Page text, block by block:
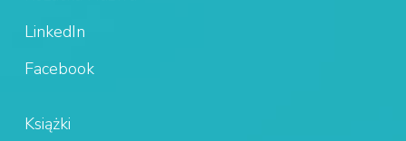
LinkedIn
Facebook
Książki